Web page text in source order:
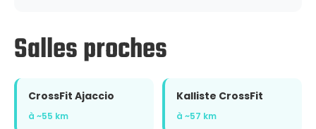
Salles proches
CrossFit Ajaccio
à ~55 km
Kalliste CrossFit
à ~57 km